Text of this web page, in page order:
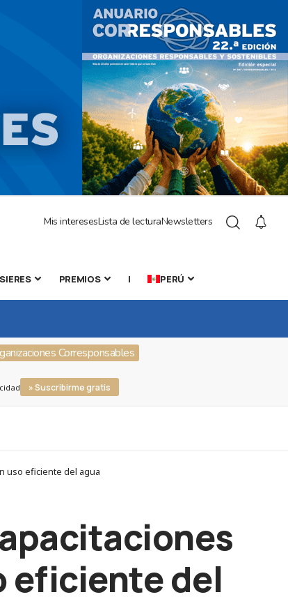
Mis interesesLista de lecturaNewsletters
PREMIOS | PERÚ
Corresponsables
» Suscribirme gratis
uso eficiente del agua
eficiente del